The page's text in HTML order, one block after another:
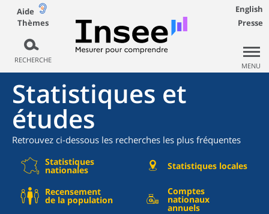
Aide
Thèmes
RECHERCHE
English
Presse
MENU
Statistiques et
études
Retrouvez ci-dessous les recherches les plus fréquentes
Statistiques
nationales Statistiques locales
Recensement
de la population
Comptes
nationaux
annuels